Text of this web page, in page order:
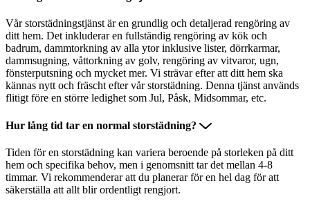
Vår storstädningstjänst är en grundlig och detaljerad rengöring av
ditt hem. Det inkluderar en fullständig rengöring av kök och
badrum, dammtorkning av alla ytor inklusive lister, dörrkarmar,
dammsugning, våttorkning av golv, rengöring av vitvaror, ugn,
fönsterputsning och mycket mer. Vi strävar efter att ditt hem ska
kännas nytt och fräscht efter vår storstädning. Denna tjänst används
flitigt före en större ledighet som Jul, Påsk, Midsommar, etc.
Hur lång tid tar en normal storstädning?
Tiden för en storstädning kan variera beroende på storleken på ditt
hem och specifika behov, men i genomsnitt tar det mellan 4-8
timmar. Vi rekommenderar att du planerar för en hel dag för att
säkerställa att allt blir ordentligt rengjort.